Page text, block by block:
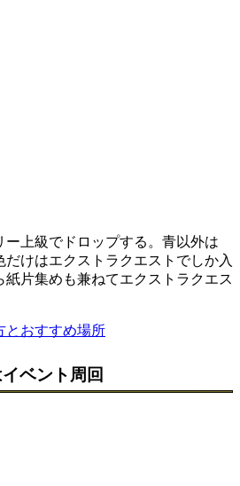
上級でドロップする。青以外は
だけはエクストラクエストでしか入
片集めも兼ねてエクストラクエス
とおすすめ場所
ベント周回